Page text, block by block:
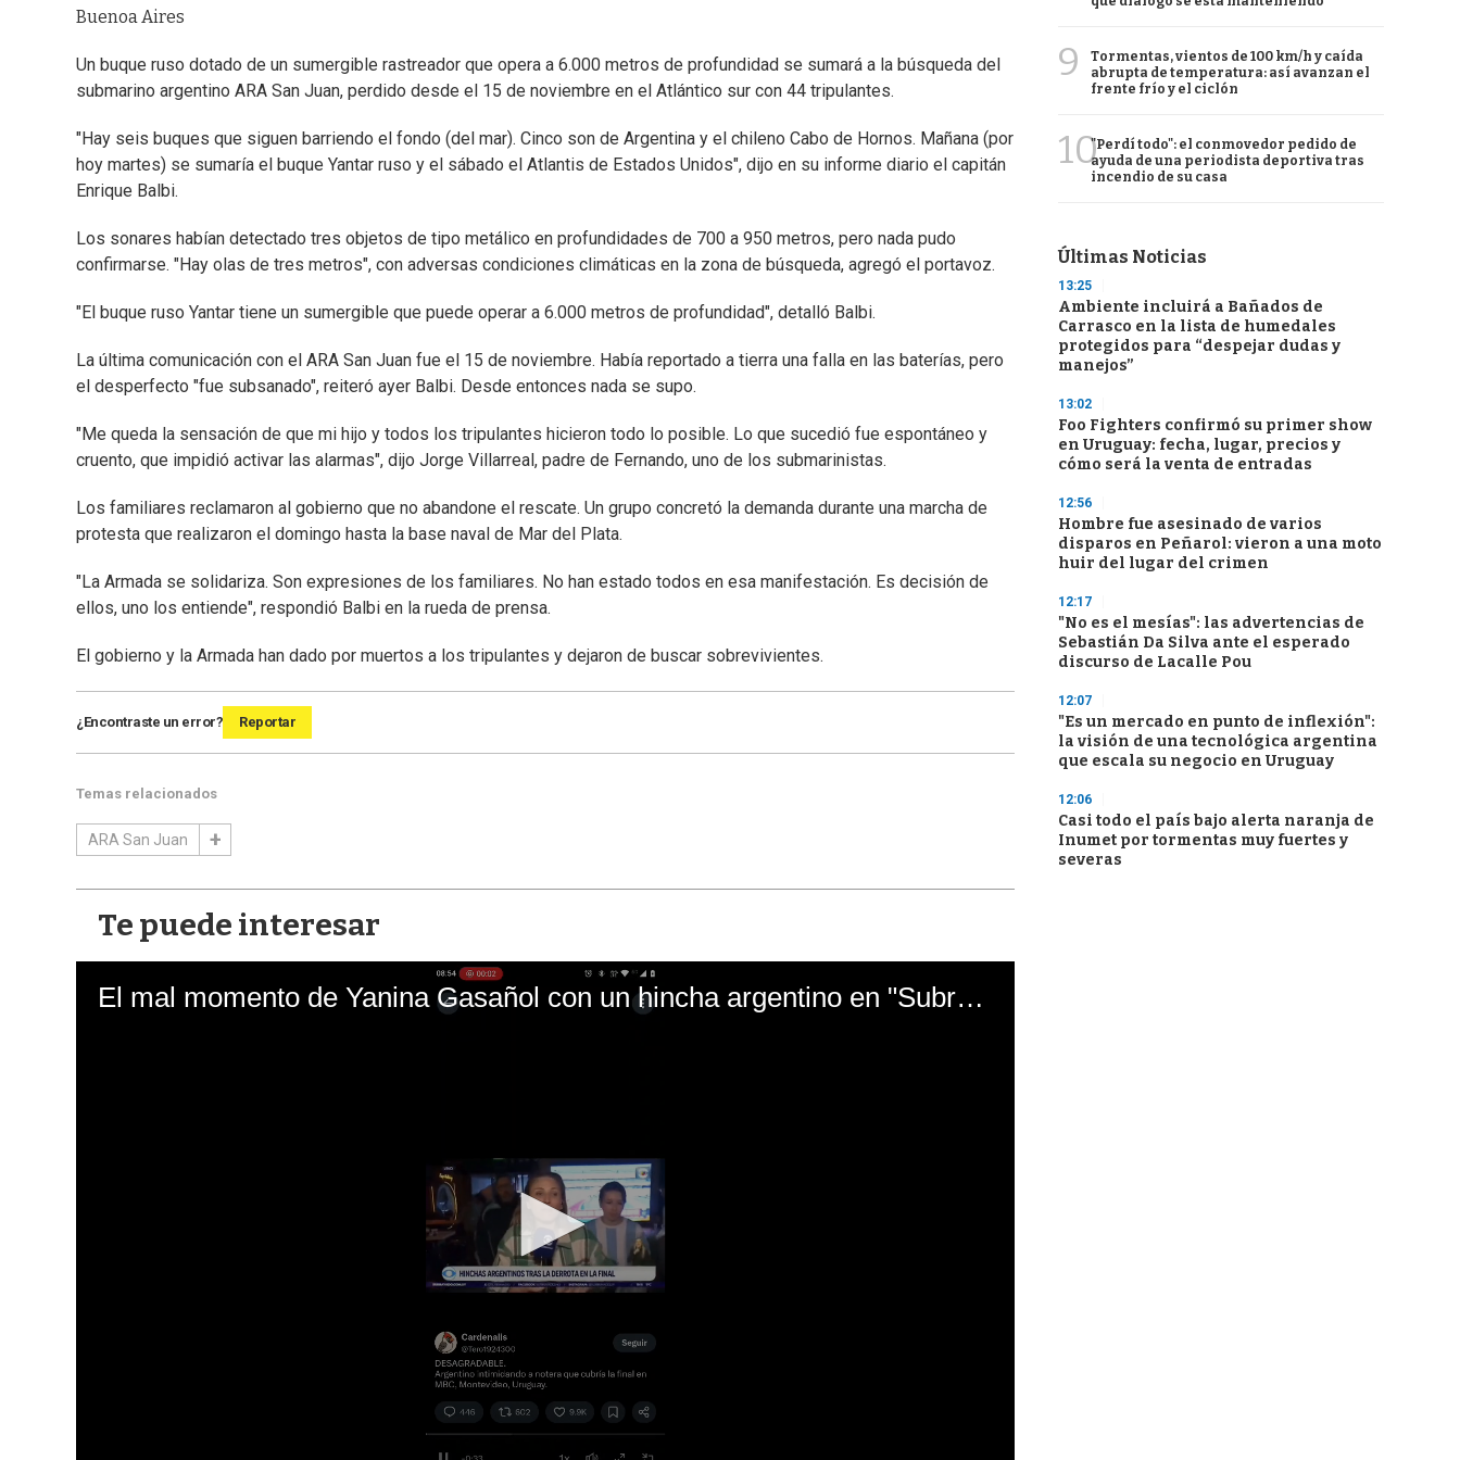
Buenoa Aires
Un buque ruso dotado de un sumergible rastreador que opera a 6.000 metros de profundidad se sumará a la búsqueda del
submarino argentino ARA San Juan, perdido desde el 15 de noviembre en el Atlántico sur con 44 tripulantes.
"Hay seis buques que siguen barriendo el fondo (del mar). Cinco son de Argentina y el chileno Cabo de Hornos. Mañana (por
hoy martes) se sumaría el buque Yantar ruso y el sábado el Atlantis de Estados Unidos", dijo en su informe diario el capitán
Enrique Balbi.
Los sonares habían detectado tres objetos de tipo metálico en profundidades de 700 a 950 metros, pero nada pudo
confirmarse. "Hay olas de tres metros", con adversas condiciones climáticas en la zona de búsqueda, agregó el portavoz.
"El buque ruso Yantar tiene un sumergible que puede operar a 6.000 metros de profundidad", detalló Balbi.
La última comunicación con el ARA San Juan fue el 15 de noviembre. Había reportado a tierra una falla en las baterías, pero
el desperfecto "fue subsanado", reiteró ayer Balbi. Desde entonces nada se supo.
"Me queda la sensación de que mi hijo y todos los tripulantes hicieron todo lo posible. Lo que sucedió fue espontáneo y
cruento, que impidió activar las alarmas", dijo Jorge Villarreal, padre de Fernando, uno de los submarinistas.
Los familiares reclamaron al gobierno que no abandone el rescate. Un grupo concretó la demanda durante una marcha de
protesta que realizaron el domingo hasta la base naval de Mar del Plata.
"La Armada se solidariza. Son expresiones de los familiares. No han estado todos en esa manifestación. Es decisión de
ellos, uno los entiende", respondió Balbi en la rueda de prensa.
El gobierno y la Armada han dado por muertos a los tripulantes y dejaron de buscar sobrevivientes.
¿Encontraste un error? Reportar
Temas relacionados
ARA San Juan
Te puede interesar
El mal momento de Yanina Gasañol con un hincha argentino en "Subrayado"
9
Tormentas, vientos de 100 km/h y caída
abrupta de temperatura: así avanzan el
frente frío y el ciclón
10"Perdí todo": el conmovedor pedido de
ayuda de una periodista deportiva tras
incendio de su casa
Últimas Noticias
13:25
Ambiente incluirá a Bañados de
Carrasco en la lista de humedales
protegidos para “despejar dudas y
manejos”
13:02
Foo Fighters confirmó su primer show
en Uruguay: fecha, lugar, precios y
cómo será la venta de entradas
12:56
Hombre fue asesinado de varios
disparos en Peñarol: vieron a una moto
huir del lugar del crimen
12:17
"No es el mesías": las advertencias de
Sebastián Da Silva ante el esperado
discurso de Lacalle Pou
12:07
"Es un mercado en punto de inflexión":
la visión de una tecnológica argentina
que escala su negocio en Uruguay
12:06
Casi todo el país bajo alerta naranja de
Inumet por tormentas muy fuertes y
severas